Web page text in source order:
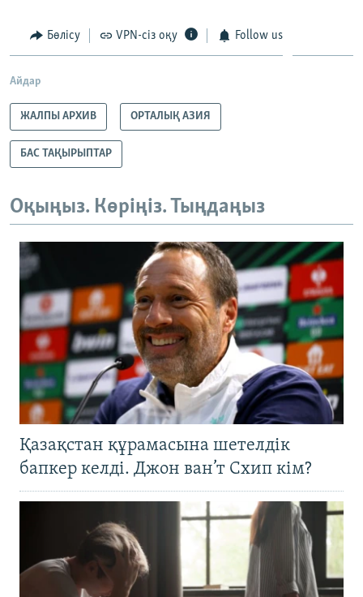
Бөлісу VPN-сіз оқу Follow us
Айдар
ЖАЛПЫ АРХИВ ОРТАЛЫҚ АЗИЯ
БАС ТАҚЫРЫПТАР
Оқыңыз. Көріңіз. Тыңдаңыз
Қазақстан құрамасына шетелдік
бапкер келді. Джон ван’т Схип кім?